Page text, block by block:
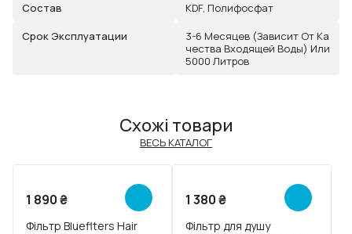
Состав
KDF, Полифосфат
Срок Эксплуатации
3-6 Месяцев (зависит От Ка
Чества Входящей Воды) Или
5000 Литров
Схожі товари
ВЕСЬ КАТАЛОГ
1 890₴
Фільтр Blueflters Hair
1 380₴
Фільтр для душу